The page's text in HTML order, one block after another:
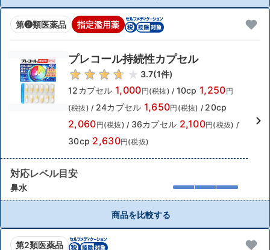
第❷類医薬品 指定濫用薬
プレコール持続性カプセル
3.7(1件)
12カプセル 1,000円(税抜) / 10cp 1,250円
(税抜) / 24カプセル 1,650円(税抜) / 20cp
2,060円(税抜) / 36カプセル 2,100円(税抜) /
30cp 2,630円(税抜)
対応レベル目安
鼻水
商品を比較する
第2類医薬品